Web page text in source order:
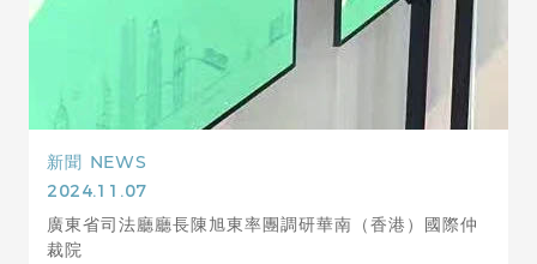
新聞 NEWS
2024.11.07
廣東省司法廳廳長陳旭東率團調研華南（香港）國際仲
裁院